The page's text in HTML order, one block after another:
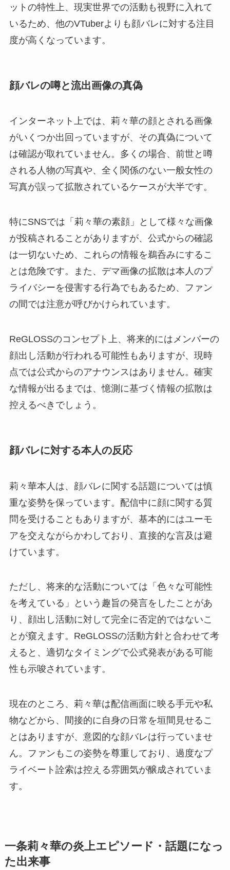
ットの特性上、現実世界での活動も視野に入れて
いるため、他のVTuberよりも顔バレに対する注目
度が高くなっています。
顔バレの噂と流出画像の真偽
インターネット上では、莉々華の顔とされる画像
がいくつか出回っていますが、その真偽について
は確認が取れていません。多くの場合、前世と噂
される人物の写真や、全く関係のない一般女性の
写真が誤って拡散されているケースが大半です。
特にSNSでは「莉々華の素顔」として様々な画像
が投稿されることがありますが、公式からの確認
は一切ないため、これらの情報を鵜呑みにするこ
とは危険です。また、デマ画像の拡散は本人のプ
ライバシーを侵害する行為でもあるため、ファン
の間では注意が呼びかけられています。
ReGLOSSのコンセプト上、将来的にはメンバーの
顔出し活動が行われる可能性もありますが、現時
点では公式からのアナウンスはありません。確実
な情報が出るまでは、憶測に基づく情報の拡散は
控えるべきでしょう。
顔バレに対する本人の反応
莉々華本人は、顔バレに関する話題については慎
重な姿勢を保っています。配信中に顔に関する質
問を受けることもありますが、基本的にはユーモ
アを交えながらかわしており、直接的な言及は避
けています。
ただし、将来的な活動については「色々な可能性
を考えている」という趣旨の発言をしたことがあ
り、顔出し活動に対して完全に否定的ではないこ
とが窺えます。ReGLOSSの活動方針と合わせて考
えると、適切なタイミングで公式発表がある可能
性も示唆されています。
現在のところ、莉々華は配信画面に映る手元や私
物などから、間接的に自身の日常を垣間見せるこ
とはありますが、意図的な顔バレは行っていませ
ん。ファンもこの姿勢を尊重しており、過度なプ
ライベート詮索は控える雰囲気が醸成されていま
す。
一条莉々華の炎上エピソード・話題になっ
た出来事